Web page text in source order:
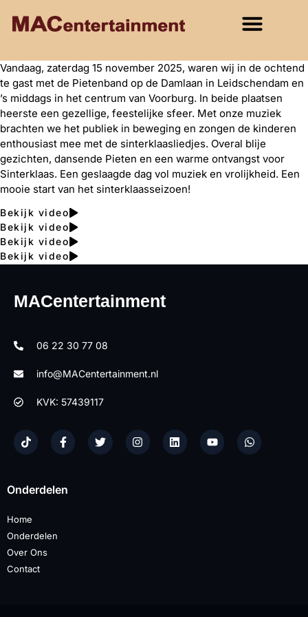
Vandaag, zaterdag 15 november 2025, waren wij in de ochtend
te gast met de Pietenband op de Damlaan in Leidschendam en
’s middags in het centrum van Voorburg. In beide plaatsen
heerste een gezellige, feestelijke sfeer. Met onze muziek
brachten we het publiek in beweging en zongen de kinderen
enthousiast mee met de sinterklaasliedjes. Overal blije
gezichten, dansende Pieten en een warme ontvangst voor
Sinterklaas. Een geslaagde dag vol muziek en vrolijkheid. Een
mooie start van het sinterklaasseizoen!
Bekijk video
Bekijk video
Bekijk video
Bekijk video
MACentertainment
06 22 30 77 08
info@MACentertainment.nl
KVK: 57439117
Onderdelen
Home
Onderdelen
Over Ons
Contact